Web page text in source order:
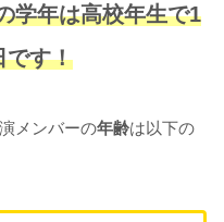
学年は高校年生で1
です！
メンバーの年齢は以下の